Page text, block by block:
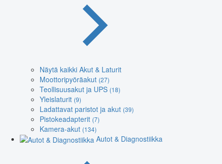
Näytä kaikki Akut & Laturit
Moottoripyöräakut (27)
Teollisuusakut ja UPS (18)
Yleislaturit (9)
Ladattavat paristot ja akut (39)
Pistokeadapterit (7)
Kamera-akut (134)
Autot & Diagnostiikka